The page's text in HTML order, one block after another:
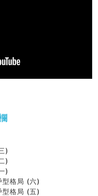
哪些？搬家禁忌要注
)
)
)
型格局 (六)
型格局 (五)